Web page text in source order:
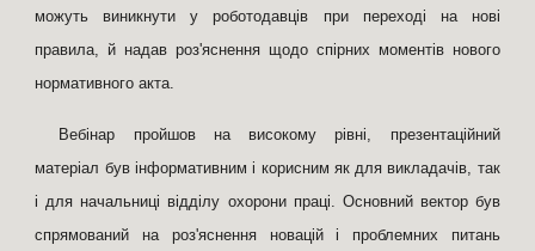
можуть виникнути у роботодавців при переході на нові
правила, й надав роз'яснення щодо спірних моментів нового
нормативного акта.
Вебінар пройшов на високому рівні, презентаційний
матеріал був інформативним і корисним як для викладачів, так
і для начальниці відділу охорони праці. Основний вектор був
спрямований на роз'яснення новацій і проблемних питань